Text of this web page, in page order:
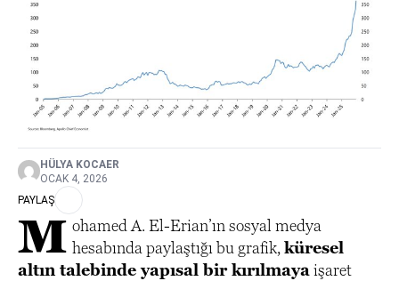
HÜLYA KOCAER
OCAK 4, 2026
PAYLAŞ
M ohamed A. El-Erian’ın sosyal medya
hesabında paylaştığı bu grafik,küresel
altın talebinde yapısal bir kırılmaya işaret